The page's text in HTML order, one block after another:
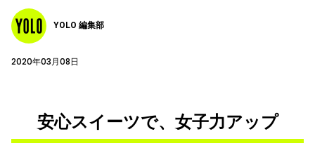
YOLO 編集部
2020年03月08日
安心スイーツで、女子力アップ